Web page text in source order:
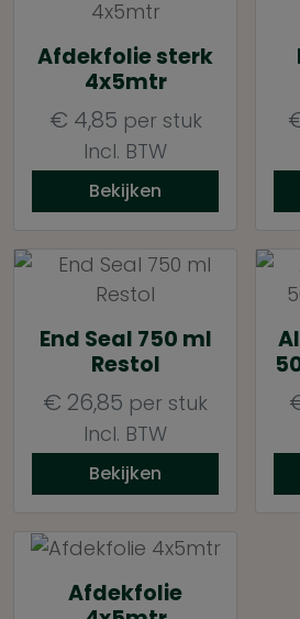
Afdekfolie sterk
4x5mtr
€ 4,85 per stuk
Incl. BTW
Bekijken
End Seal 750 ml
Restol
€ 26,85 per stuk
Incl. BTW
Bekijken
Afdekfolie